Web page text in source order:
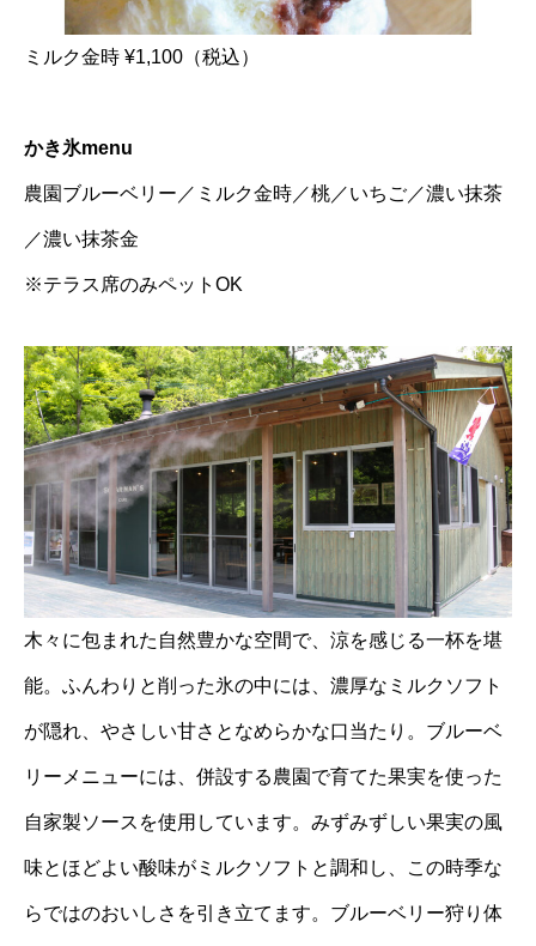
ミルク金時 ¥1,100（税込）
かき氷menu
農園ブルーベリー／ミルク金時／桃／いちご／濃い抹茶
／濃い抹茶金
※テラス席のみペットOK
木々に包まれた自然豊かな空間で、涼を感じる一杯を堪
能。ふんわりと削った氷の中には、濃厚なミルクソフト
が隠れ、やさしい甘さとなめらかな口当たり。ブルーベ
リーメニューには、併設する農園で育てた果実を使った
自家製ソースを使用しています。みずみずしい果実の風
味とほどよい酸味がミルクソフトと調和し、この時季な
らではのおいしさを引き立てます。ブルーベリー狩り体